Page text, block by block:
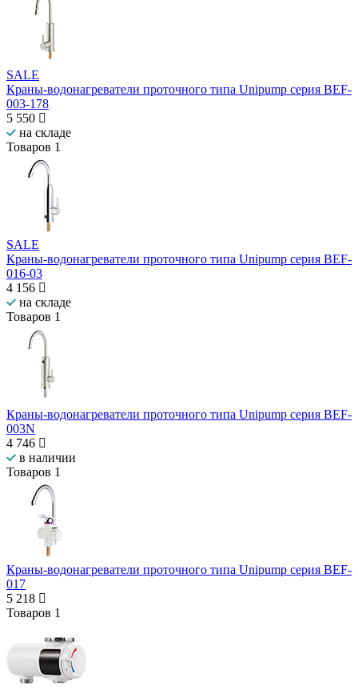
SALE
Краны-водонагреватели проточного типа Unipump серия BEF-
003-178
5 550
на складе
Товаров 1
SALE
Краны-водонагреватели проточного типа Unipump серия BEF-
016-03
4 156
на складе
Товаров 1
Краны-водонагреватели проточного типа Unipump серия BEF-
003N
4 746
в наличии
Товаров 1
Краны-водонагреватели проточного типа Unipump серия BEF-
017
5 218
Товаров 1